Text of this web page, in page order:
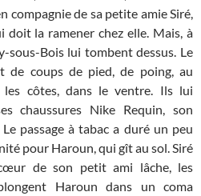
compagnie de sa petite amie Siré,
doit la ramener chez elle. Mais, à
sous-Bois lui tombent dessus. Le
de coups de pied, de poing, au
les côtes, dans le ventre. Ils lui
chaussures Nike Requin, son
passage à tabac a duré un peu
pour Haroun, qui gît au sol. Siré
de son petit ami lâche, les
Haroun dans un coma